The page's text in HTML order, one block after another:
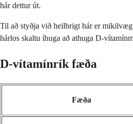
hár dettur út.
Til að styðja við heilbrigt hár er
hárlos skaltu íhuga að athuga D-
D-vítamínrík fæða
Fæða